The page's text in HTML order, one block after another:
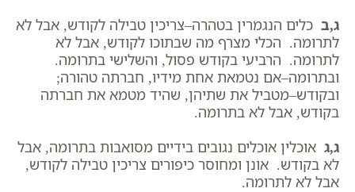
ג,ב כלים הנגמרין בטהרה–צריכין טבילה לקודש, אבל לא
לתרומה. הכלי מצרף מה שבתוכו לקודש, אבל לא
לתרומה. הרביעי בקודש פסול, והשלישי בתרומה.
ובתרומה–אם נטמאת אחת מידיו, חברתה טהורה;
ובקודש–מטביל את שתיהן, שהיד מטמא את חברתה
בקודש, אבל לא בתרומה.
ג,ג אוכלין אוכלים נגובים בידיים מסואבות בתרומה, אבל
לא בקודש. אונן ומחוסר כיפורים צריכין טבילה לקודש,
אבל לא לתרומה.